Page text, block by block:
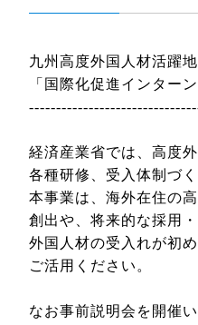
九州⾼度外国⼈材活躍
「国際化促進インター
経済産業省では、⾼度
各種研修、受入体制づ
本事業は、海外在住の
創出や、将来的な採⽤
外国⼈材の受入れが初
ご活⽤ください。
なお事前説明会を開催